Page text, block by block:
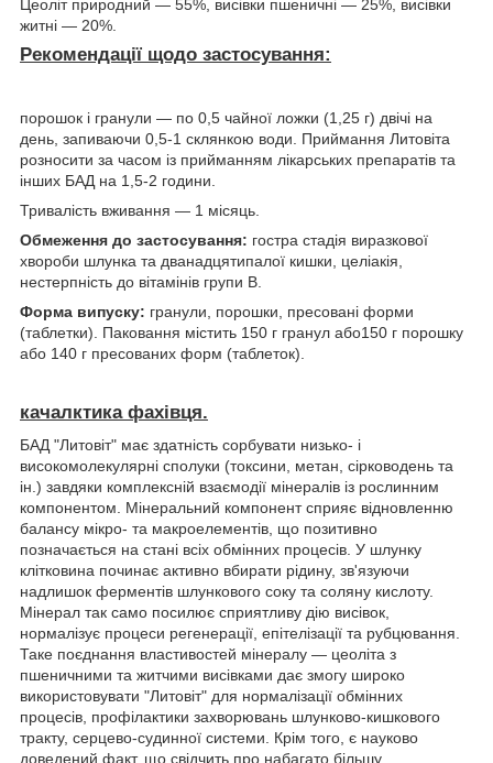
Цеоліт природний — 55%, висівки пшеничні — 25%, висівки
житні — 20%.
Рекомендації щодо застосування:
порошок і гранули — по 0,5 чайної ложки (1,25 г) двічі на
день, запиваючи 0,5-1 склянкою води. Приймання Литовіта
розносити за часом із прийманням лікарських препаратів та
інших БАД на 1,5-2 години.
Тривалість вживання — 1 місяць.
Обмеження до застосування: гостра стадія виразкової
хвороби шлунка та дванадцятипалої кишки, целіакія,
нестерпність до вітамінів групи B.
Форма випуску: гранули, порошки, пресовані форми
(таблетки). Паковання містить 150 г гранул або150 г порошку
або 140 г пресованих форм (таблеток).
качалктика фахівця.
БАД "Литовіт" має здатність сорбувати низько- і
високомолекулярні сполуки (токсини, метан, сірководень та
ін.) завдяки комплексній взаємодії мінералів із рослинним
компонентом. Мінеральний компонент сприяє відновленню
балансу мікро- та макроелементів, що позитивно
позначається на стані всіх обмінних процесів. У шлунку
клітковина починає активно вбирати рідину, зв'язуючи
надлишок ферментів шлункового соку та соляну кислоту.
Мінерал так само посилює сприятливу дію висівок,
нормалізує процеси регенерації, епітелізації та рубцювання.
Таке поєднання властивостей мінералу — цеоліта з
пшеничними та житчими висівками дає змогу широко
використовувати "Литовіт" для нормалізації обмінних
процесів, профілактики захворювань шлунково-кишкового
тракту, серцево-судинної системи. Крім того, є науково
доведений факт, що свідчить про набагато більшу